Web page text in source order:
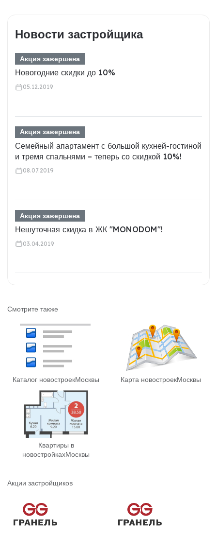
Новости застройщика
Акция завершена
Новогодние скидки до 10%
05.12.2019
Акция завершена
Семейный апартамент с большой кухней-гостиной
и тремя спальнями – теперь со скидкой 10%!
08.07.2019
Акция завершена
Нешуточная скидка в ЖК "MONODOM"!
03.04.2019
Смотрите также
Каталог новостроекМосквы Карта новостроекМосквы
Квартиры в
новостройкахМосквы
Акции застройщиков